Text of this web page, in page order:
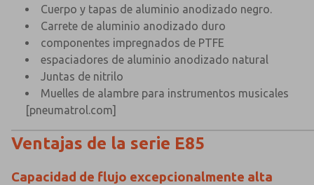
Cuerpo y tapas de aluminio anodizado negro.
Carrete de aluminio anodizado duro
componentes impregnados de PTFE
espaciadores de aluminio anodizado natural
Juntas de nitrilo
Muelles de alambre para instrumentos musicales
[pneumatrol.com]
Ventajas de la serie E85
Capacidad de flujo excepcionalmente alta